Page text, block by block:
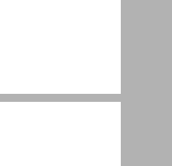
1.3 המבנה של יישומי רשת ושל פרוטוקולים ... 11